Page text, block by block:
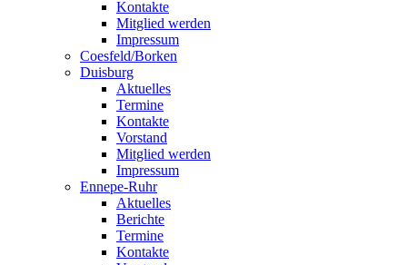
Kontakte
Mitglied werden
Impressum
Coesfeld/Borken
Duisburg
Aktuelles
Termine
Kontakte
Vorstand
Mitglied werden
Impressum
Ennepe-Ruhr
Aktuelles
Berichte
Termine
Kontakte